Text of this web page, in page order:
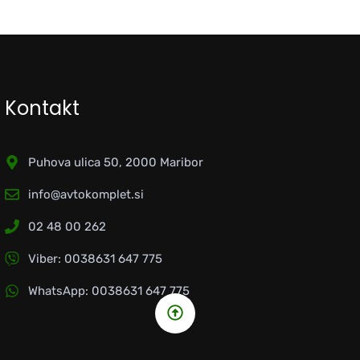
Kontakt
Puhova ulica 50, 2000 Maribor
info@avtokomplet.si
02 48 00 262
Viber: 0038631 647 775
WhatsApp: 0038631 647 775